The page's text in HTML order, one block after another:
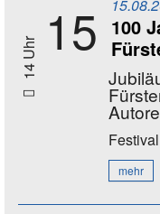
14 Uhr 15
100
mehr